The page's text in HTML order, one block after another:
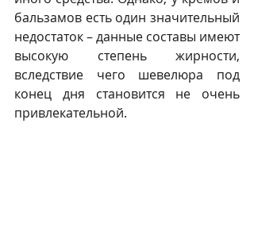
бальзамов есть один значительный
недостаток – данные составы имеют
высокую степень жирности,
вследствие чего шевелюра под
конец дня становится не очень
привлекательной.